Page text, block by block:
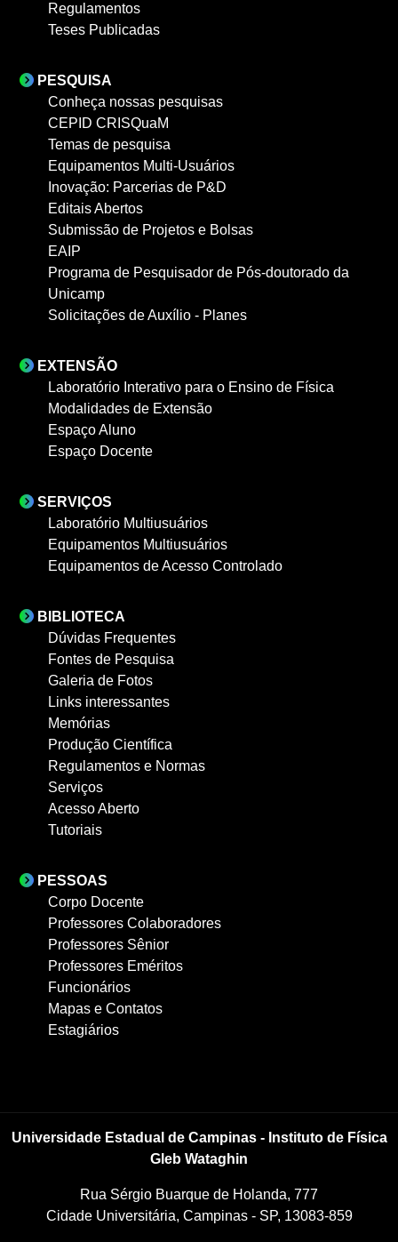
Regulamentos
Teses Publicadas
PESQUISA
Conheça nossas pesquisas
CEPID CRISQuaM
Temas de pesquisa
Equipamentos Multi-Usuários
Inovação: Parcerias de P&D
Editais Abertos
Submissão de Projetos e Bolsas
EAIP
Programa de Pesquisador de Pós-doutorado da
Unicamp
Solicitações de Auxílio - Planes
EXTENSÃO
Laboratório Interativo para o Ensino de Física
Modalidades de Extensão
Espaço Aluno
Espaço Docente
SERVIÇOS
Laboratório Multiusuários
Equipamentos Multiusuários
Equipamentos de Acesso Controlado
BIBLIOTECA
Dúvidas Frequentes
Fontes de Pesquisa
Galeria de Fotos
Links interessantes
Memórias
Produção Científica
Regulamentos e Normas
Serviços
Acesso Aberto
Tutoriais
PESSOAS
Corpo Docente
Professores Colaboradores
Professores Sênior
Professores Eméritos
Funcionários
Mapas e Contatos
Estagiários
Universidade Estadual de Campinas - Instituto de Física
Gleb Wataghin
Rua Sérgio Buarque de Holanda, 777
Cidade Universitária, Campinas - SP, 13083-859